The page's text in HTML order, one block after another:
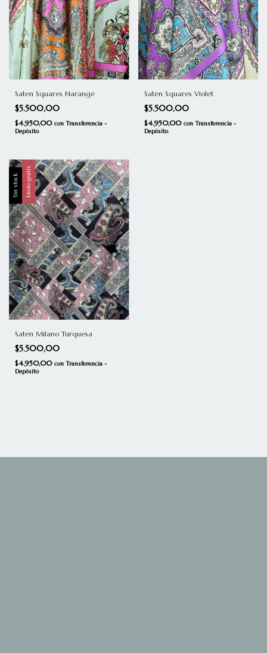
Saten Squares Narange
$5.500,00
$4.950,00 con Transferencia -
Depósito
Saten Squares Violet
$5.500,00
$4.950,00 con Transferencia -
Depósito
Sin stock Envío gratis
Saten Milano Turquesa
$5.500,00
$4.950,00 con Transferencia -
Depósito